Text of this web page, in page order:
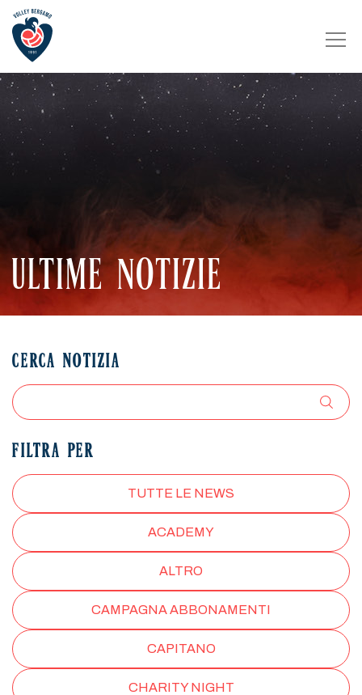
ULTIME NOTIZIE
CERCA NOTIZIA
FILTRA PER
TUTTE LE NEWS
ACADEMY
ALTRO
CAMPAGNA ABBONAMENTI
CAPITANO
CHARITY NIGHT